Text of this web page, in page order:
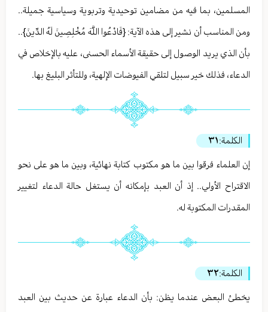
المسلمين، بما فيه من مضامين توحيدية وتربوية وسياسية جميلة..
ومن المناسب أن نشير إلى هذه الآية: {فَادْعُوا اللَّهَ مُخْلِصِينَ لَهُ الدِّينَ}..
بأن الذي يريد الوصول إلى حقيقة الأسماء الحسنى، عليه بالإخلاص في
الدعاء، فذلك خير سبيل لتلقي الفيوضات الإلهية، وللتأثر البليغ بها.
الكلمة:٣١
إن العلماء فرقوا بين ما هو مكتوب كتابة نهائية، وبين ما هو على نحو
الاقتراح الأولي.. إذ أن العبد بإمكانه أن يستغل حالة الدعاء لتغيير
المقدرات المكتوبة له.
الكلمة:٣٢
يخطئ البعض عندما يظن: بأن الدعاء عبارة عن حديث بين العبد